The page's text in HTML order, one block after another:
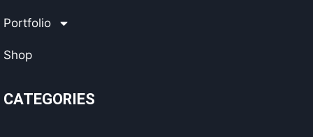
Portfolio
Shop
CATEGORIES